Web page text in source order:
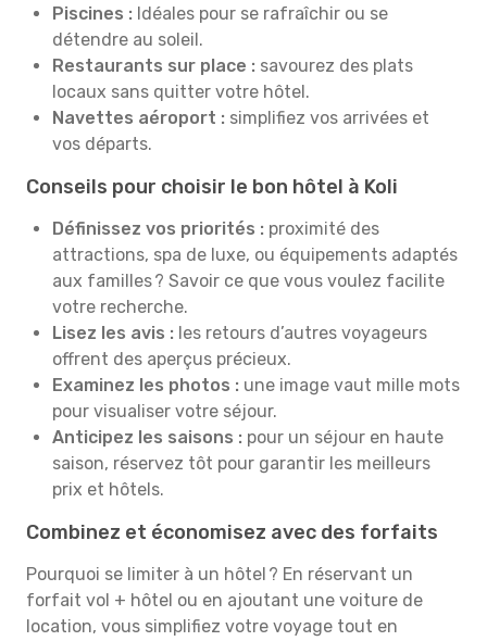
Piscines : Idéales pour se rafraîchir ou se
détendre au soleil.
Restaurants sur place : savourez des plats
locaux sans quitter votre hôtel.
Navettes aéroport : simplifiez vos arrivées et
vos départs.
Conseils pour choisir le bon hôtel à Koli
Définissez vos priorités : proximité des
attractions, spa de luxe, ou équipements adaptés
aux familles ? Savoir ce que vous voulez facilite
votre recherche.
Lisez les avis : les retours d’autres voyageurs
offrent des aperçus précieux.
Examinez les photos : une image vaut mille mots
pour visualiser votre séjour.
Anticipez les saisons : pour un séjour en haute
saison, réservez tôt pour garantir les meilleurs
prix et hôtels.
Combinez et économisez avec des forfaits
Pourquoi se limiter à un hôtel ? En réservant un
forfait vol + hôtel ou en ajoutant une voiture de
location, vous simplifiez votre voyage tout en